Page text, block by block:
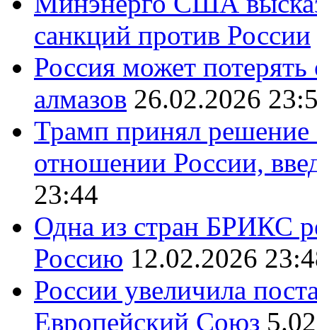
санкций против России
Россия может
алмазов 26.02.2026
Трамп принял решение
отношении России,
23:44
Одна из стран БРИКС
Россию 12.02.2026
России увеличила
Европейский Союз